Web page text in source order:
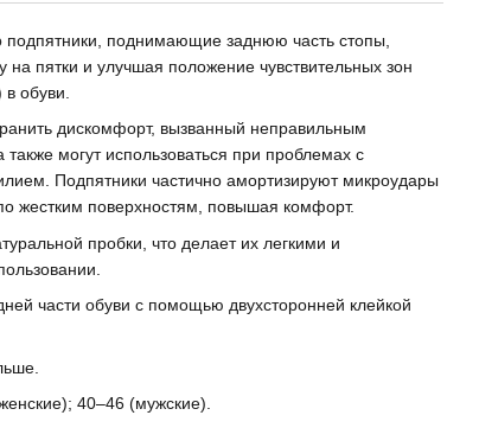
подпятники, поднимающие заднюю часть стопы,
на пятки и улучшая положение чувствительных зон
обуви.
дискомфорт, вызванный неправильным
могут использоваться при проблемах с
Подпятники частично амортизируют микроудары
жестким поверхностям, повышая комфорт.
пробки, что делает их легкими и
части обуви с помощью двухсторонней клейкой
40–46 (мужские).